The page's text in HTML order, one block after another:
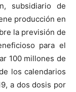
subsidiario de
producción en
la previsión de
para el
100 millones de
los calendarios
a dos dosis por